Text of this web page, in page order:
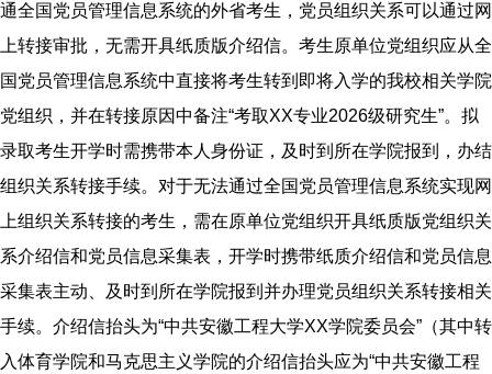
通全国党员管理信息系统的外省考生，党员组织关系可以通过网
上转接审批，无需开具纸质版介绍信。考生原单位党组织应从全
国党员管理信息系统中直接将考生转到即将入学的我校相关学院
党组织，并在转接原因中备注“考取XX专业2026级研究生”。拟
录取考生开学时需携带本人身份证，及时到所在学院报到，办结
组织关系转接手续。对于无法通过全国党员管理信息系统实现网
上组织关系转接的考生，需在原单位党组织开具纸质版党组织关
系介绍信和党员信息采集表，开学时携带纸质介绍信和党员信息
采集表主动、及时到所在学院报到并办理党员组织关系转接相关
手续。介绍信抬头为“中共安徽工程大学XX学院委员会”（其中转
入体育学院和马克思主义学院的介绍信抬头应为“中共安徽工程